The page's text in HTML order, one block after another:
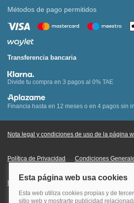
Métodos de pago permitidos
Transferencia bancaria
Divide tu compra en 3 pagos al 0% TAE
Financia hasta en 12 meses o en 4 pagos sin
Nota legal y condiciones de uso de la página
Política de Privacidad Condiciones
Información Legal sobre Mercados en Línea